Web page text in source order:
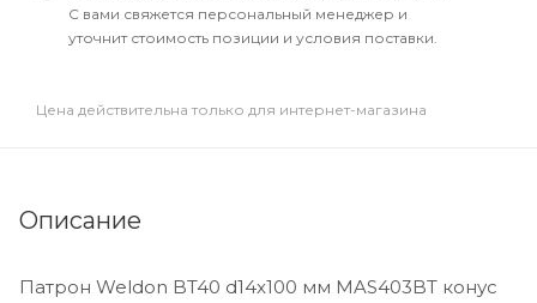
С вами свяжется персональный менеджер и
уточнит стоимость позиции и условия поставки.
Цена действительна только для интернет-магазина
Описание
Патрон Weldon BT40 d14x100 мм MAS403BT конус